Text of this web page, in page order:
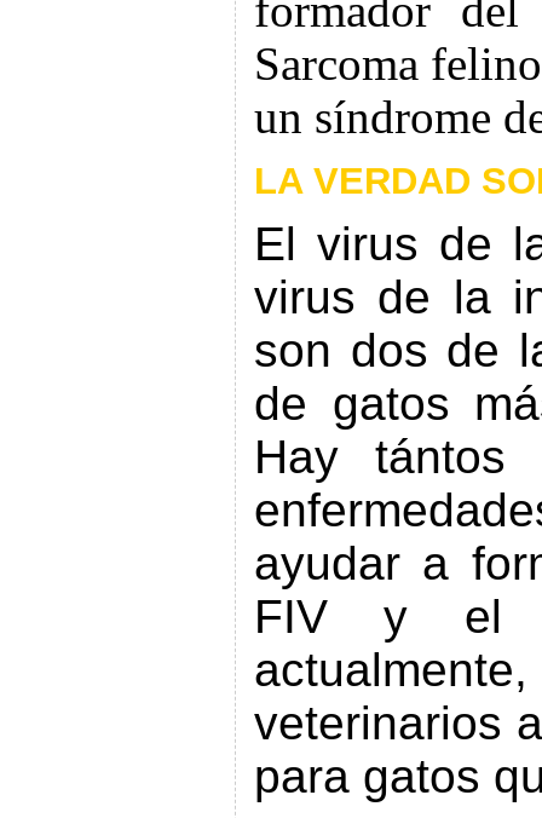
formador
Sarcoma
un síndrome
LA VERDAD
El virus de
virus de la
son dos de
de gatos
Hay tántos
ayudar a
FIV y el
veterinarios
para gatos